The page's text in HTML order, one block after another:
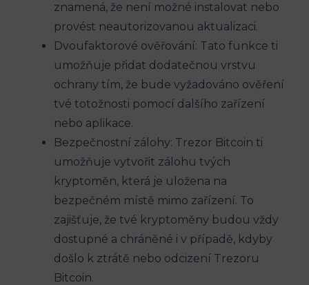
znamená, že není možné instalovat nebo
provést neautorizovanou aktualizaci.
Dvoufaktorové ověřování: Tato funkce ti
umožňuje přidat dodatečnou vrstvu
ochrany tím, že bude vyžadováno ověření
tvé totožnosti pomocí dalšího zařízení
nebo aplikace.
Bezpečnostní zálohy: Trezor Bitcoin ti
umožňuje vytvořit zálohu tvých
kryptoměn, která je uložena na
bezpečném místě mimo zařízení. To
zajišťuje, že tvé kryptoměny budou vždy
dostupné a chráněné i v případě, kdyby
došlo k ztrátě nebo odcizení Trezoru
Bitcoin.